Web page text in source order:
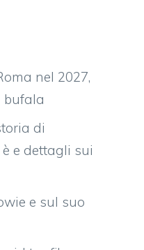
nel 2027,
bufala
di
e dettagli sui
e sul suo